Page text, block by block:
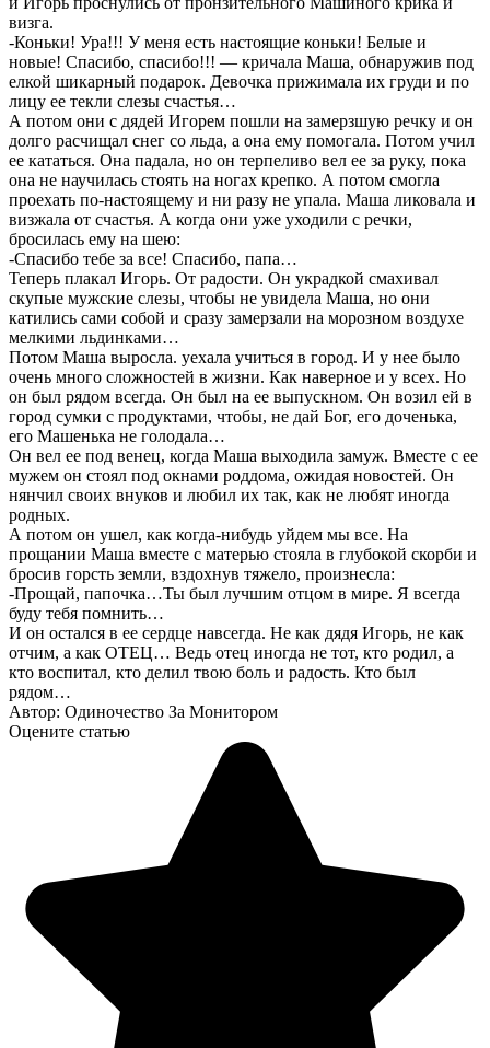
визга.
-Коньки! Ура!!! У меня есть настоящие коньки! Белые и
новые! Спасибо, спасибо!!! — кричала Маша, обнаружив под
елкой шикарный подарок. Девочка прижимала их груди и по
лицу ее текли слезы счастья…
А потoм они с дядей Игорем пошли на замерзшую речку и он
долго расчищал снег со льда, а она ему помогала. Потом учил
ее кататься. Она падала, но он терпеливо вел ее за руку, пока
она не научилась стоять на ногах крепко. А потом смoгла
проехать по-настоящему и ни разу не упала. Маша ликовала и
визжала от счаcтья. А когда они уже уходили с речки,
брocилась ему на шею:
-Спасибо тебе за все! Спасибо, папа…
Теперь плакал Игорь. От радости. Он украдкой смахивал
скупые мужские слезы, чтобы не увидела Маша, но они
катились сами собой и сразу замерзали на морозном воздухе
мелкими льдинками…
Потом Маша выросла. уехала учиться в город. И у нее было
очень много сложностей в жизни. Как наверное и у всех. Но
он был рядом всегда. Он был на ее выпускном. Он возил ей в
город сумки с продуктами, чтобы, не дай Бог, его доченька,
его Машенька не голодала…
Он вел ее под венец, когда Маша выходила замуж. Вместе с ее
мужем он стоял под окнами роддома, ожидая новостей. Он
нянчил своих внуков и любил их так, как не любят иногда
родных.
А потом он ушел, как когда-нибудь уйдем мы все. На
прощании Маша вместе с матерью стояла в глубокой скорби и
бросив горсть земли, вздохнув тяжело, произнесла:
-Прощай, папочка…Ты был лучшим отцом в мире. Я всегда
буду тебя помнить…
И он остался в ее сердце навсегда. Не как дядя Игорь, не как
отчим, а как ОТЕЦ… Ведь отец иногда не тот, кто родил, а
кто воспитал, кто делил твою боль и радость. Кто был
рядом…
Автор: Одиночecтвo Зa Монитopом
Оцените статью